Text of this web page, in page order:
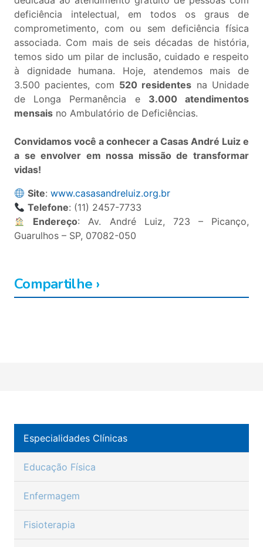
deficiência intelectual, em todos os graus de
comprometimento, com ou sem deficiência física
associada. Com mais de seis décadas de história,
temos sido um pilar de inclusão, cuidado e respeito
à dignidade humana. Hoje, atendemos mais de
3.500 pacientes, com 520 residentes na Unidade
de Longa Permanência e 3.000 atendimentos
mensais no Ambulatório de Deficiências.
Convidamos você a conhecer a Casas André Luiz e
a se envolver em nossa missão de transformar
vidas!
Site:www.casasandreluiz.org.br
Telefone: (11) 2457-7733
Endereço: Av. André Luiz, 723 – Picanço,
Guarulhos – SP, 07082-050
Compartilhe ›
Especialidades Clínicas
Educação Física
Enfermagem
Fisioterapia